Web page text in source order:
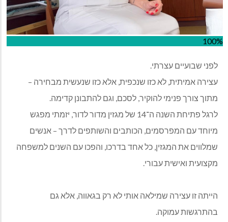
100%
לפני שבועיים עצרתי.
עצירה אמיתית, לא כזו שנכפית, אלא כזו שנעשית מבחירה –
מתוך צורך פנימי להוקיר, לסכם, וגם להתבונן קדימה.
לרגל פתיחת השנה ה־14 של מגזין מדור לדור, יזמתי מפגש
מיוחד עם המפרסמים, הכותבים והשותפים לדרך – אנשים
שמלווים את המגזין, כל אחד בדרכו, והפכו עם השנים למשפחה
מקצועית ואישית עבורי.
הייתה זו עצירה שמילאה אותי לא רק בגאווה, אלא גם
בהתרגשות עמוקה.